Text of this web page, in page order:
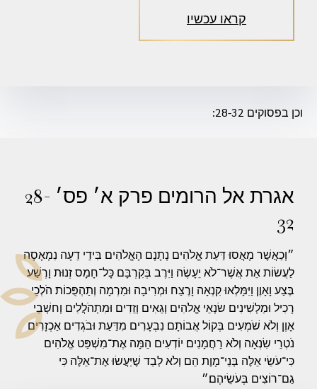
קראו עכשיו
וכן בפסוקים 28-32:
אגרת אל הרומים פרק א׳ פס׳ 28-
32
״וְכַאֲשֶׁר מָאֲסוּ דַּעַת אֱלֹהִים נְתָנָם הָאֱלֹהִים בִּידֵי דֵעָה נִמְאָסָה
לַעֲשׂוֹת אֵת אֲשֶׁר־לֹא יֵעָשֶׂה׃ וַיִּרֶב בְּקִרְבָּם כָּל־חָמָס זְנוּת וָרֶשַׁע
בֶּצַע וָאָוֶן וַיִּמָּלְאוּ קִנְאָה וָרֶצַח וּמְרִיבָה וּמִרְמָה וְתַהְפֻּכוֹת׃ הֹלְכֵי
רָכִיל וּמַלְשִׁינִים שׂנְאֵי אֱלֹהִים וְגֵאִים וְזֵדִים וּמִתְהֹלֲלִים וְחשְׁבֵי
אָוֶן וְלֹא שֹׁמְעִים בְּקוֹל אֲבוֹתָם׃ נִבְעָרִים מִדַּעַת וּבֹגְדִים אַכְזָרִים
נֹטְרֵי שִׂנְאָה וְלֹא רַחֲמָנִים׃ יוֹדְעִים הֵמָּה אֶת־מִשְׁפַּט אֱלֹהִים
כִּי־עֹשֵׂי אֵלֶּה בְּנֵי־מָוֶת הֵם וְלֹא לְבַד שֶׁיַּעֲשׂוּ אֶת־אֵלֶּה כִּי
גַם־רוֹצִים בְּעֹשֵׂיהֶם׃״